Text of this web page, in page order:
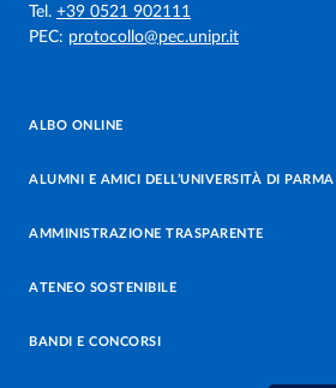
Tel. +39 0521 902111
PEC: protocollo@pec.unipr.it
ALBO ONLINE
ALUMNI E AMICI DELL’UNIVERSITÀ DI PARMA
AMMINISTRAZIONE TRASPARENTE
ATENEO SOSTENIBILE
BANDI E CONCORSI